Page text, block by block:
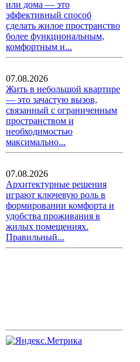
или дома — это
эффективный способ
сделать жилое пространство
более функциональным,
комфортным и...
07.08.2026
Жить в небольшой квартире
— это зачастую вызов,
связанный с ограниченным
пространством и
необходимостью
максимально...
07.08.2026
Архитектурные решения
играют ключевую роль в
формировании комфорта и
удобства проживания в
жилых помещениях.
Правильный...